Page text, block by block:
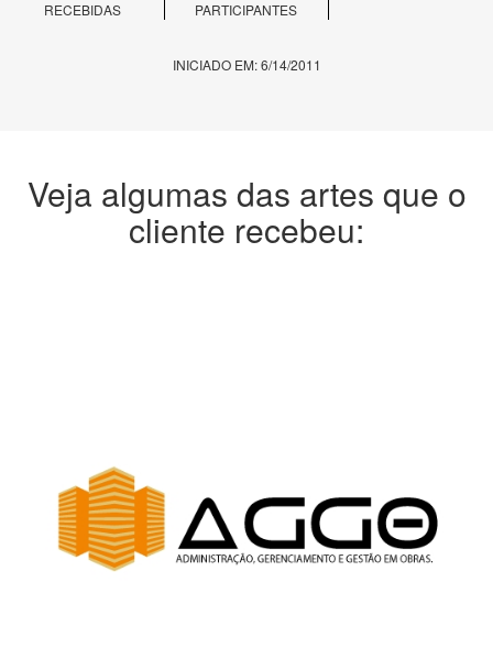
RECEBIDAS
PARTICIPANTES
INICIADO EM: 6/14/2011
Veja algumas das artes que o
cliente recebeu: